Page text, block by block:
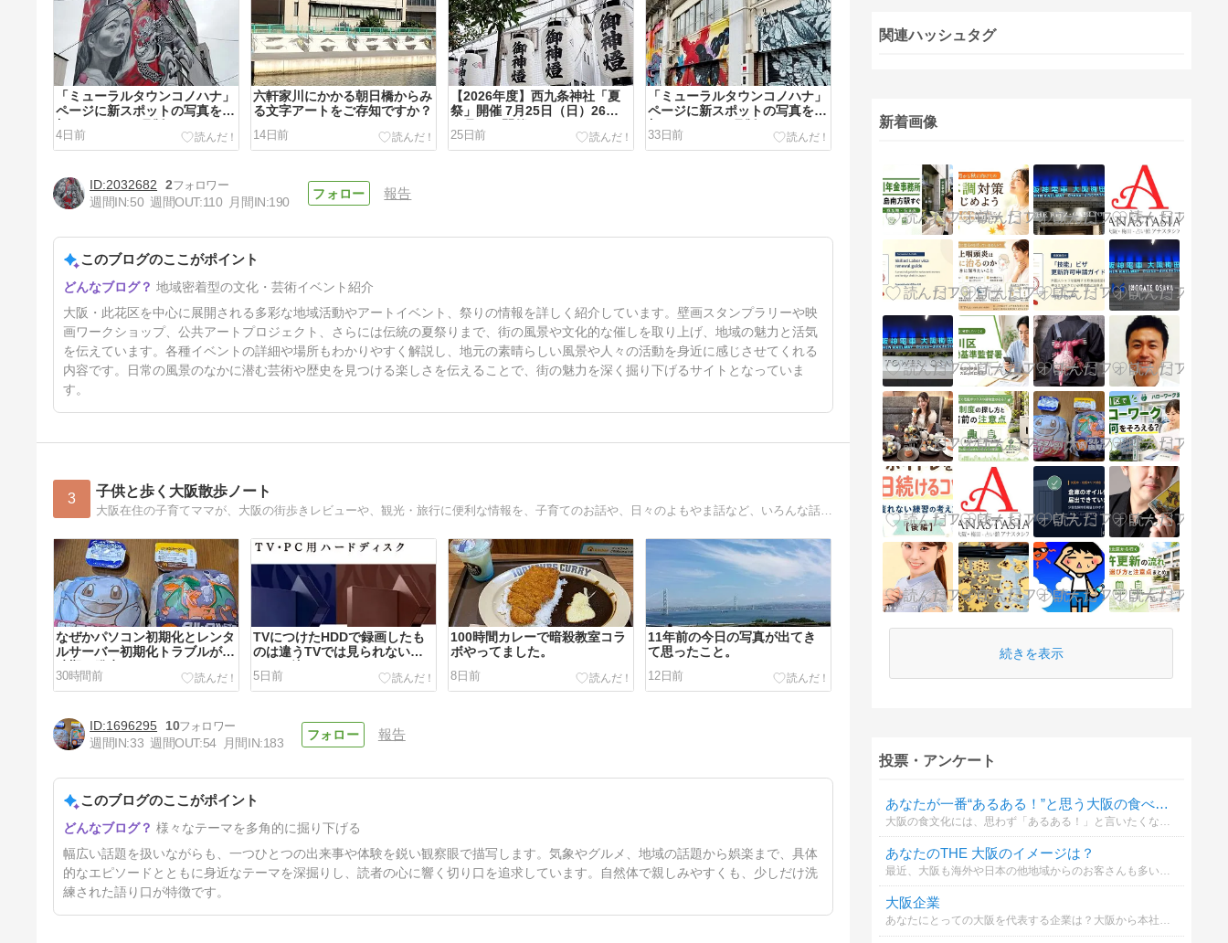
「ミューラルタウンコノハナ」
ページに新スポットの写真を追
加しました（8月版）
4日前
六軒家川にかかる朝日橋からみ
る文字アートをご存知ですか？
14日前
【2026年度】西九条神社「夏
祭」開催 7月25日（日）26日
（月）に開催
25日前
「ミューラルタウンコノハナ」
ページに新スポットの写真を追
加しました（7月版）
33日前
大阪・西九条を舞台に映画製作
のワークショップを開催
68日前
2032682
2
週間IN:50 週間OUT:110 月間IN:190
報告
このブログのここがポイント
地域密着型の文化・芸術イベント紹介
大阪・此花区を中心に展開される多彩な地域活動やアートイベント、祭りの情報を詳しく紹介しています。壁画スタンプラリーや映
画ワークショップ、公共アートプロジェクト、さらには伝統の夏祭りまで、街の風景や文化的な催しを取り上げ、地域の魅力と活気
を伝えています。各種イベントの詳細や場所もわかりやすく解説し、地元の素晴らしい風景や人々の活動を身近に感じさせてくれる
内容です。日常の風景のなかに潜む芸術や歴史を見つける楽しさを伝えることで、街の魅力を深く掘り下げるサイトとなっていま
す。
3 子供と歩く大阪散歩ノート
なぜかパソコン初期化とレンタ
ルサーバー初期化トラブルが同
時期に発生
30時間前
TVにつけたHDDで録画したも
のは違うTVでは見られないと
は…（泣）
5日前
100時間カレーで暗殺教室コラ
ボやってました。
8日前
11年前の今日の写真が出てき
て思ったこと。
12日前
人生初『築地銀だこ』のたこ焼
き
15日前
1696295
10
週間IN:33 週間OUT:54 月間IN:183
報告
このブログのここがポイント
様々なテーマを多角的に掘り下げる
幅広い話題を扱いながらも、一つひとつの出来事や体験を鋭い観察眼で描写します。気象やグルメ、地域の話題から娯楽まで、具体
的なエピソードとともに身近なテーマを深掘りし、読者の心に響く切り口を追求しています。自然体で親しみやすくも、少しだけ洗
練された語り口が特徴です。
関連ハッシュタグ
新着画像
続きを表示
投票・アンケート
あなたが一番“あるある！”と思う大阪の食べ物ネタはどれ？
あなたのTHE 大阪のイメージは？
大阪企業
あなたにとっての大阪を代表する企業は？大阪から本社を移転した企業は省いています。また、選択肢の企業は上場企業だけではありません。